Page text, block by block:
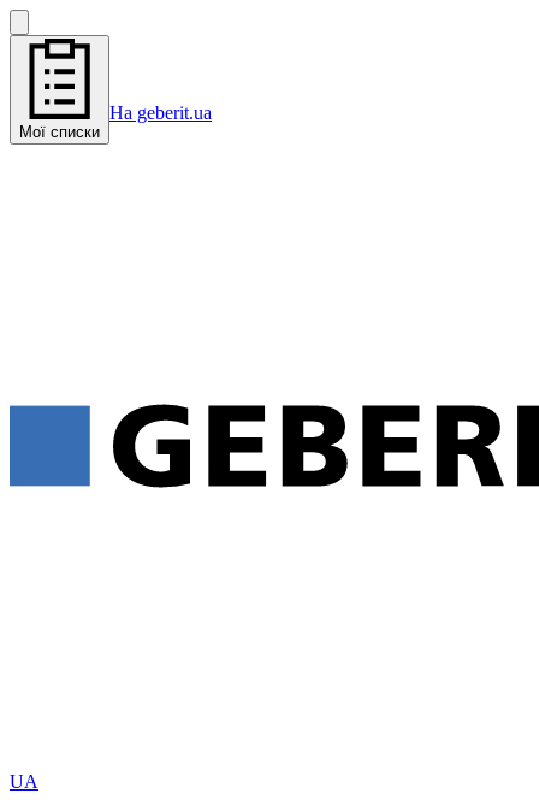
Мої списки
На geberit.ua
UA